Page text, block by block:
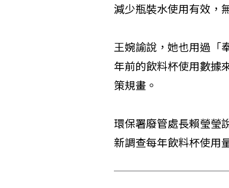
減少瓶裝水使用有效，
王婉諭說，她也用過「
年前的飲料杯使用數據
策規畫。
環保署廢管處長賴瑩瑩
新調查每年飲料杯使用